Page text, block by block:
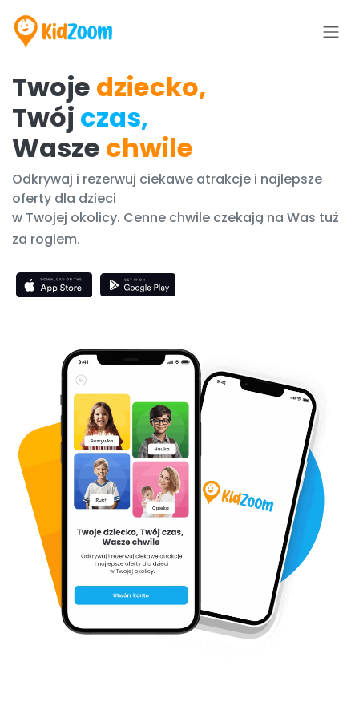
Twoje dziecko,
Twój czas,
Wasze chwile
Odkrywaj i rezerwuj ciekawe atrakcje i najlepsze
oferty dla dzieci
w Twojej okolicy. Cenne chwile czekają na Was tuż
za rogiem.